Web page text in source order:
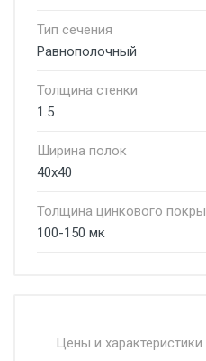
Тип сечения
Равнополочный
Толщина стенки
1.5
Ширина полок
40х40
Толщина цинкового
100-150 мк
Москве и
Цены и